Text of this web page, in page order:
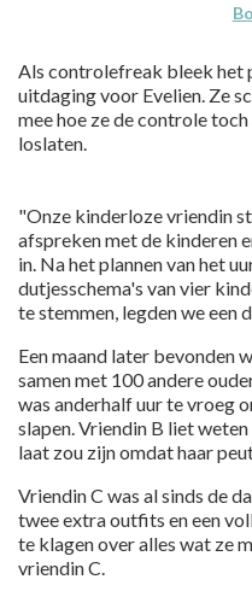
Als controlefreak bleek het
uitdaging voor Evelien. Ze
mee hoe ze de controle
loslaten.
"Onze kinderloze vriendin
afspreken met de kinderen
in. Na het plannen van het
dutjesschema's van vier
te stemmen, legden we een
Een maand later bevonden
samen met 100 andere
was anderhalf uur te vroeg
slapen. Vriendin B liet
laat zou zijn omdat haar
Vriendin C was al sinds de
twee extra outfits en een
te klagen over alles wat ze
vriendin C.